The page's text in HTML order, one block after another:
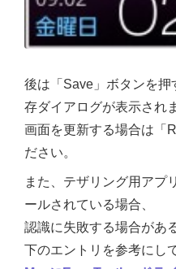
後は「Save」ボタンを
存ダイアログが表示され
画面を更新する場合は「
ださい。
また、テザリング用アプ
ールされている場合、
認識に失敗する場合があ
下のエントリを参考にし